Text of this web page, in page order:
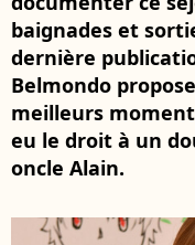
baignades et
dernière
Belmondo
meilleurs
eu le droit à un
oncle Alain.